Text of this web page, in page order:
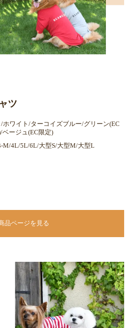
ツ
ワイト/ターコイズブルー/グリーン(EC
ベージュ(EC限定)
M/4L/5L/6L/大型S/大型M/大型L
品ページを見る